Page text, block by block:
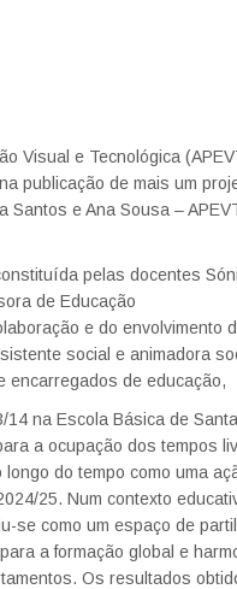
Visual e Tecnológica
publicação de mais um
Santos e Ana Sousa –
pelas docentes
de Educação
e do envolvimento
social e animadora
encarregados de educação,
na Escola Básica de
a ocupação dos tempos
do tempo como uma
25. Num contexto
se como um espaço de
a formação global e
Os resultados